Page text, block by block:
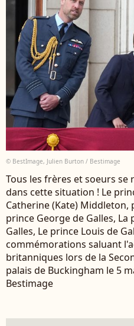
© BestImage, Julien Burton / Bestimage
Tous les frères et soeurs
dans cette situation ! Le
Catherine (Kate) Middleton,
prince George de Galles,
Galles, Le prince Louis de
commémorations saluant
britanniques lors de la
palais de Buckingham le 5
Bestimage